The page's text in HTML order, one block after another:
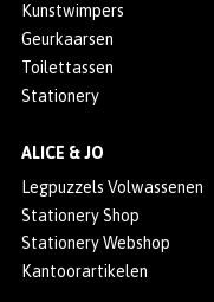
Kunstwimpers
Geurkaarsen
Toilettassen
Stationery
ALICE & JO
Legpuzzels Volwassenen
Stationery Shop
Stationery Webshop
Kantoorartikelen